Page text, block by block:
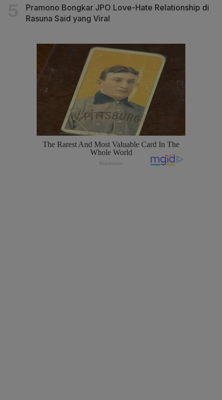
Pramono Bongkar JPO Love-Hate Relationship di
Rasuna Said yang Viral